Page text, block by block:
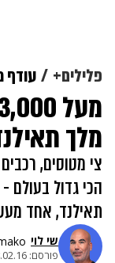
פלילים+ עודף
מלך
צי מטוסים,
הכי גדול
תאילנד, אחד
שי לוי
פורסם: 06:13